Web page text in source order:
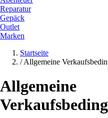
Reparatur
Gepäck
Outlet
Marken
Startseite
/ Allgemeine
Allgemeine